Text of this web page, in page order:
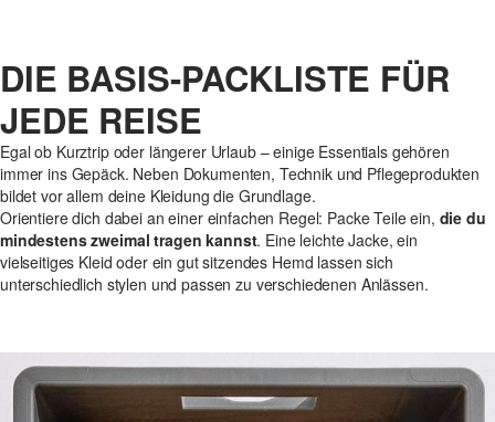
DIE BASIS-PACKLISTE FÜR
JEDE REISE
Egal ob Kurztrip oder längerer Urlaub – einige Essentials gehören
immer ins Gepäck. Neben Dokumenten, Technik und Pflegeprodukten
bildet vor allem deine Kleidung die Grundlage.
Orientiere dich dabei an einer einfachen Regel: Packe Teile ein, die du
mindestens zweimal tragen kannst. Eine leichte Jacke, ein
vielseitiges Kleid oder ein gut sitzendes Hemd lassen sich
unterschiedlich stylen und passen zu verschiedenen Anlässen.